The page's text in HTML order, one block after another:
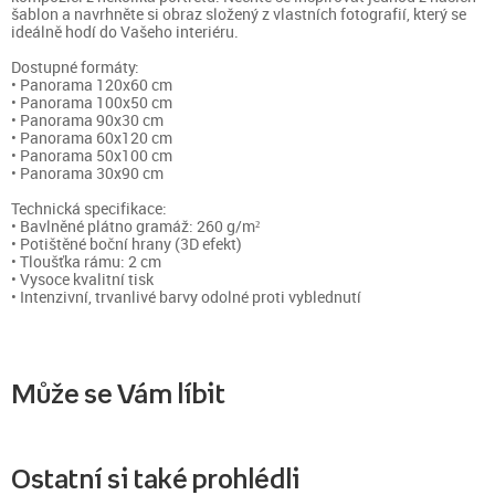
šablon a navrhněte si obraz složený z vlastních fotografií, který se
ideálně hodí do Vašeho interiéru.
Dostupné formáty:
• Panorama 120x60 cm
• Panorama 100x50 cm
• Panorama 90x30 cm
• Panorama 60x120 cm
• Panorama 50x100 cm
• Panorama 30x90 cm
Technická specifikace:
• Bavlněné plátno gramáž: 260 g/m²
• Potištěné boční hrany (3D efekt)
• Tloušťka rámu: 2 cm
• Vysoce kvalitní tisk
• Intenzivní, trvanlivé barvy odolné proti vyblednutí
Může se Vám líbit
Ostatní si také prohlédli